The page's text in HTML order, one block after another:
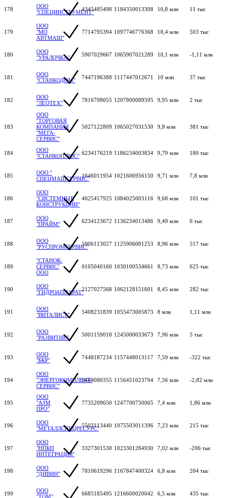
178
ООО
"СПЕЦИНСТРУМЕНТ"4345485498 1184350013308 10,8 млн 11 тыс
179
ООО
"МО
АВТМАШ"
7714795394 1097746776368 10,4 млн 503 тыс
180
ООО
"УРАЛОЧКА"
5907029667 1065907021289 10,1 млн -1,11 млн
181
ООО
"СТАНКОДОМ"
7447196388 1117447012671 10 млн 37 тыс
182
ООО
"ЛЕОТЕХ"
7816708055 1207800089595 9,95 млн 2 тыс
183
ООО
"ТОРГОВАЯ
КОМПАНИЯ
"МЕГА-
СЕРВИС"
5027122809 1065027031530 9,8 млн 381 тыс
184
ООО
"СТАНКОПЛЮС" 6234176219 1186234003834 9,79 млн 180 тыс
185
ООО "
СПЕЦМАШСЕРВИС"1646011954 1021606956150 9,71 млн 7,8 млн
186
ООО
"СИСТЕМНЫЕ
КОНСТРУКЦИИ"
4025417925 1084025003116 9,68 млн 101 тыс
187
ООО
"ПРАЙМ"
6234123672 1136234013486 9,49 млн 6 тыс
188
ООО
"РУСПРОМСЕРВИС"5906113027 1125906001253 8,96 млн 517 тыс
189
"СТАНОК-
СЕРВИС"
ООО
0105040160 1030100534661 8,73 млн 625 тыс
190
ООО
"ГИДРОАППАРАТ"2127027568 1062128151601 8,45 млн 282 тыс
191
ООО
"ВИТАЛИСТ"
5408231839 1055473005873 8 млн 1,11 млн
192
ООО
"РАЗВИТИЕ"
5001159018 1245000033673 7,96 млн 5 тыс
193
ООО
"БКР"
7448187234 1157448013117 7,59 млн -322 тыс
194
ООО
"ЭНЕРГОКОМПЛЕКТ-
СЕРВИС"
6449080355 1156451023794 7,56 млн -2,82 млн
195
ООО
"АЗМ
ПРО"
7735209650 1247700750065 7,4 млн 1,86 млн
196
ООО
"МЕТАЛЛСПЕЦРЕСУРС"
5503113440 1075503011396 7,23 млн 215 тыс
197
ООО
"НПКП
ИНТЕГРАЦИЯ"
3327301530 1023301284930 7,02 млн -206 тыс
198
ООО
"ДИВИН"
7810619296 1167847400324 6,8 млн 204 тыс
199
ООО
"ТОМ"
6685185495 1216600020042 6,5 млн 435 тыс